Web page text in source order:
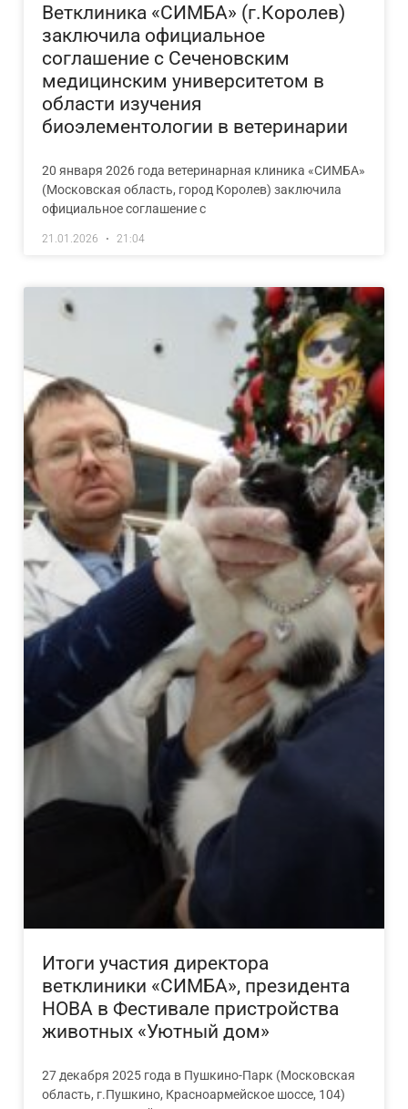
Ветклиника «СИМБА» (г.Королев)
заключила официальное
соглашение с Сеченовским
медицинским университетом в
области изучения
биоэлементологии в ветеринарии
20 января 2026 года ветеринарная клиника «СИМБА»
(Московская область, город Королев) заключила
официальное соглашение с
21.01.2026 21:04
Итоги участия директора
ветклиники «СИМБА», президента
НОВА в Фестивале пристройства
животных «Уютный дом»
27 декабря 2025 года в Пушкино-Парк (Московская
область, г.Пушкино, Красноармейское шоссе, 104)